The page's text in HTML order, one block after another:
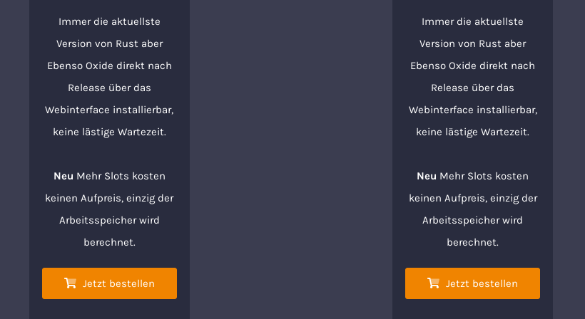
Immer die aktuellste
Version von Rust aber
Ebenso Oxide direkt nach
Release über das
Webinterface installierbar,
keine lästige Wartezeit.
Neu Mehr Slots kosten
keinen Aufpreis, einzig der
Arbeitsspeicher wird
berechnet.
Jetzt bestellen
Immer die aktuellste
Version von Rust aber
Ebenso Oxide direkt nach
Release über das
Webinterface installierbar,
keine lästige Wartezeit.
Neu Mehr Slots kosten
keinen Aufpreis, einzig der
Arbeitsspeicher wird
berechnet.
Jetzt bestellen